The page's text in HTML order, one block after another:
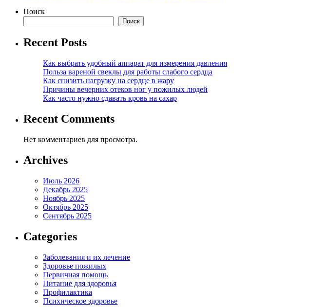
Поиск
Поиск
Recent Posts
Как выбрать удобный аппарат для измерения давления
Польза вареной свеклы для работы слабого сердца
Как снизить нагрузку на сердце в жару
Причины вечерних отеков ног у пожилых людей
Как часто нужно сдавать кровь на сахар
Recent Comments
Нет комментариев для просмотра.
Archives
Июль 2026
Декабрь 2025
Ноябрь 2025
Октябрь 2025
Сентябрь 2025
Categories
Заболевания и их лечение
Здоровье пожилых
Первичная помощь
Питание для здоровья
Профилактика
Психическое здоровье